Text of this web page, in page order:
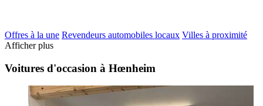
Offres à la une Revendeurs automobiles locaux Villes à proximité
Afficher plus
Voitures d'occasion à Hœnheim